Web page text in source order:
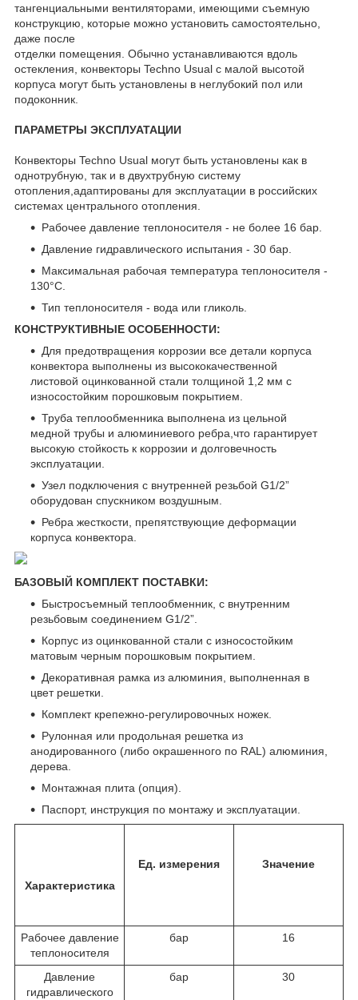
тангенциальными вентиляторами, имеющими съемную
конструкцию, которые можно установить самостоятельно,
даже после
отделки помещения. Обычно устанавливаются вдоль
остекления, конвекторы Techno Usual с малой высотой
корпуса могут быть установлены в неглубокий пол или
подоконник.
ПАРАМЕТРЫ ЭКСПЛУАТАЦИИ
Конвекторы Techno Usual могут быть установлены как в
однотрубную, так и в двухтрубную систему
отопления,адаптированы для эксплуатации в российских
системах центрального отопления.
Рабочее давление теплоносителя - не более 16 бар.
Давление гидравлического испытания - 30 бар.
Максимальная рабочая температура теплоносителя -
130°С.
Тип теплоносителя - вода или гликоль.
КОНСТРУКТИВНЫЕ ОСОБЕННОСТИ:
Для предотвращения коррозии все детали корпуса
конвектора выполнены из высококачественной
листовой оцинкованной стали толщиной 1,2 мм с
износостойким порошковым покрытием.
Труба теплообменника выполнена из цельной
медной трубы и алюминиевого ребра,что гарантирует
высокую стойкость к коррозии и долговечность
эксплуатации.
Узел подключения с внутренней резьбой G1/2”
оборудован спускником воздушным.
Ребра жесткости, препятствующие деформации
корпуса конвектора.
БАЗОВЫЙ КОМПЛЕКТ ПОСТАВКИ:
Быстросъемный теплообменник, с внутренним
резьбовым соединением G1/2”.
Корпус из оцинкованной стали с износостойким
матовым черным порошковым покрытием.
Декоративная рамка из алюминия, выполненная в
цвет решетки.
Комплект крепежно-регулировочных ножек.
Рулонная или продольная решетка из
анодированного (либо окрашенного по RAL) алюминия,
дерева.
Монтажная плита (опция).
Паспорт, инструкция по монтажу и эксплуатации.
Характеристика
Ед. измерения Значение
Рабочее давление
теплоносителя
бар 16
Давление
гидравлического
бар 30